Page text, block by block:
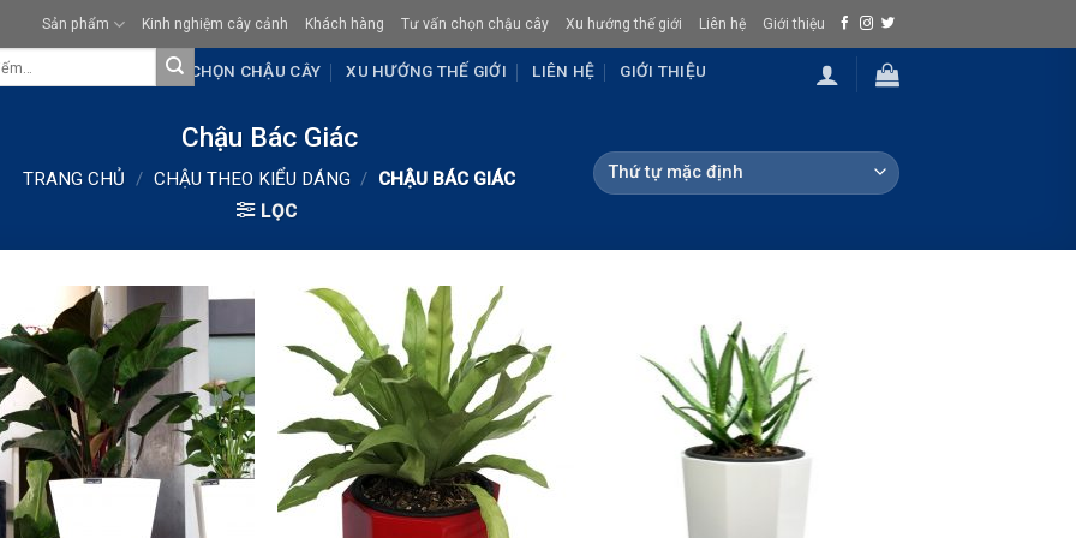
Sản phẩm Kinh nghiệm cây cảnh Khách hàng Tư vấn chọn chậu cây Xu hướng thế giới Liên hệ Giới thiệu
HÀNG TƯ VẤN CHỌN CHẬU CÂY XU HƯỚNG THẾ GIỚI LIÊN HỆ GIỚI THIỆU
Chậu Bác Giác
TRANG CHỦ / CHẬU THEO KIỂU DÁNG / CHẬU BÁC GIÁC
LỌC